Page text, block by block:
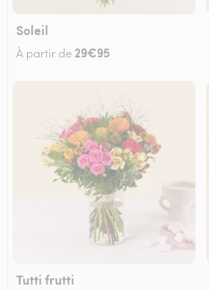
Soleil
À partir de29€95
Tutti frutti